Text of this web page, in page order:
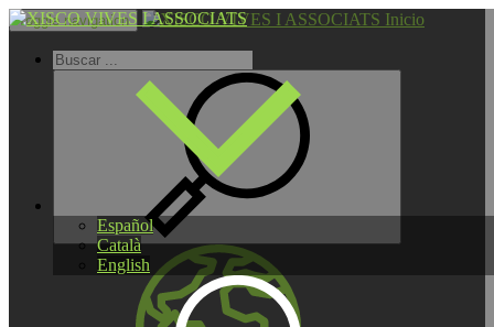
Español
Català
English
Toggle navigation Inicio